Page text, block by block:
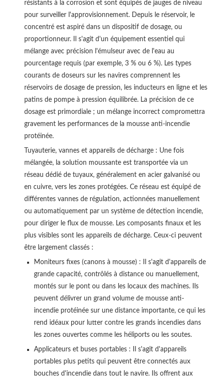
résistants à la corrosion et sont équipés de jauges de niveau
pour surveiller l'approvisionnement. Depuis le réservoir, le
concentré est aspiré dans un dispositif de dosage, ou
proportionneur. Il s'agit d'un équipement essentiel qui
mélange avec précision l'émulseur avec de l'eau au
pourcentage requis (par exemple, 3 % ou 6 %). Les types
courants de doseurs sur les navires comprennent les
réservoirs de dosage de pression, les inducteurs en ligne et les
patins de pompe à pression équilibrée. La précision de ce
dosage est primordiale ; un mélange incorrect compromettra
gravement les performances de la mousse anti-incendie
protéinée.
Tuyauterie, vannes et appareils de décharge : Une fois
mélangée, la solution moussante est transportée via un
réseau dédié de tuyaux, généralement en acier galvanisé ou
en cuivre, vers les zones protégées. Ce réseau est équipé de
différentes vannes de régulation, actionnées manuellement
ou automatiquement par un système de détection incendie,
pour diriger le flux de mousse. Les composants finaux et les
plus visibles sont les appareils de décharge. Ceux-ci peuvent
être largement classés :
Moniteurs fixes (canons à mousse) : Il s'agit d'appareils de
grande capacité, contrôlés à distance ou manuellement,
montés sur le pont ou dans les locaux des machines. Ils
peuvent délivrer un grand volume de mousse anti-
incendie protéinée sur une distance importante, ce qui les
rend idéaux pour lutter contre les grands incendies dans
les zones ouvertes comme les héliports ou les soutes.
Applicateurs et buses portables : Il s'agit d'appareils
portables plus petits qui peuvent être connectés aux
bouches d'incendie dans tout le navire. Ils offrent aux